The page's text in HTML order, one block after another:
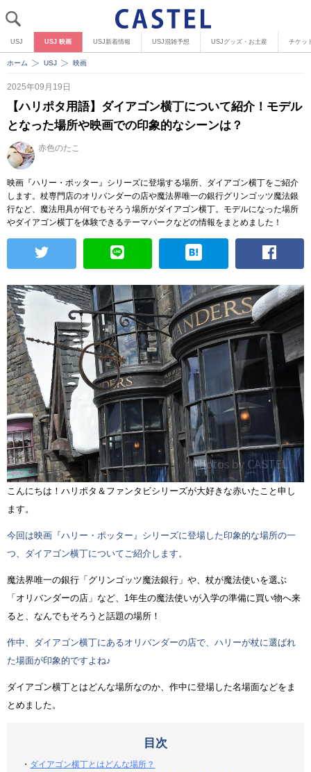
USJ USJ 映画 USJ新着情報 USJ混雑予想 USJグッズ・お土産 チケッ
ホーム USJ 映画
2025年09月19日
【ハリポタ用語】ダイアゴン横丁について紹介！モデル
となった場所や映画での印象的なシーンは？
赤色のたこ
映画『ハリー・ポッター』シリーズに登場する場所、ダイアゴン横丁をご紹介
します。杖専門店のオリバンダーの店や魔法界唯一の銀行グリンゴッツ魔法銀
行など、魔法用具が何でもそろう場所がダイアゴン横丁。モデルになった場所
やダイアゴン横丁を体験できるテーマパークなどの情報をまとめました！
こんにちは！ハリポタ＆ファンタビシリーズが大好きな赤いたこと申し
ます。
今回は映画『ハリー・ポッター』シリーズに登場した印象的な場所の一
つ、ダイアゴン横丁についてご紹介します。
魔法界唯一の銀行「グリンゴッツ魔法銀行」や、杖が魔法使いを選ぶ
「オリバンダーの店」など、1年生の魔法使いが入学の準備に買い物へ来
ると、なんでもそろうと話題の場所！
作中、ダイアゴン横丁にあるオリバンダーの店で、ハリーが杖に選ばれ
た場面が印象的ですよね♪
ダイアゴン横丁とはどんな場所なのか、作中に登場した名場面などをま
とめました。
目次
・ ダイアゴン横丁とはどんな場所？